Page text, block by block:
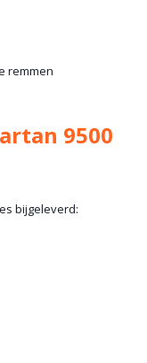
remmen
9500
bijgeleverd: